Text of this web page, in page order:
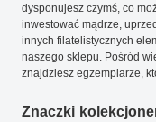
dysponujesz czymś, co
inwestować mądrze,
innych filatelistycznych
naszego sklepu. Pośród
znajdziesz egzemplarze,
Znaczki